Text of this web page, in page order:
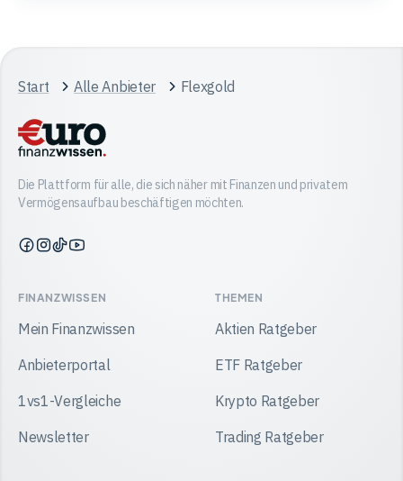
Start Alle Anbieter Flexgold
Die Plattform für alle, die sich näher mit Finanzen und privatem
Vermögensaufbau beschäftigen möchten.
Finanzwissen
Facebook
Finanzwissen
Instagram
Finanzwissen
TikTok
Finanzwissen
YouTube
FINANZWISSEN
Mein Finanzwissen
Anbieterportal
1vs1-Vergleiche
Newsletter
THEMEN
Aktien Ratgeber
ETF Ratgeber
Krypto Ratgeber
Trading Ratgeber